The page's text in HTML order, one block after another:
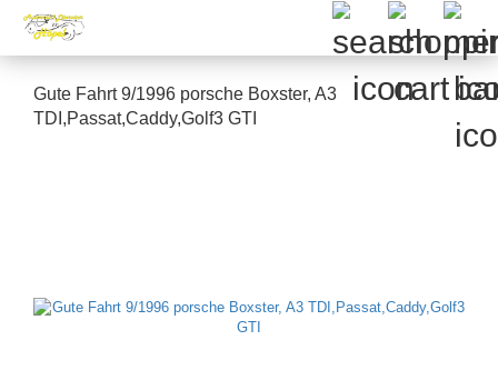
Gute Fahrt 9/1996 porsche Boxster, A3
TDI,Passat,Caddy,Golf3 GTI